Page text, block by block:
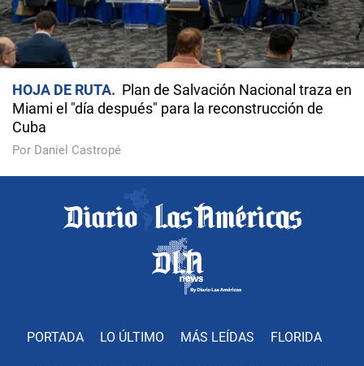
HOJA DE RUTA
Plan de Salvación Nacional traza en
Miami el "día después" para la reconstrucción de
Cuba
Por Daniel Castropé
PORTADA LO ÚLTIMO MÁS LEÍDAS FLORIDA